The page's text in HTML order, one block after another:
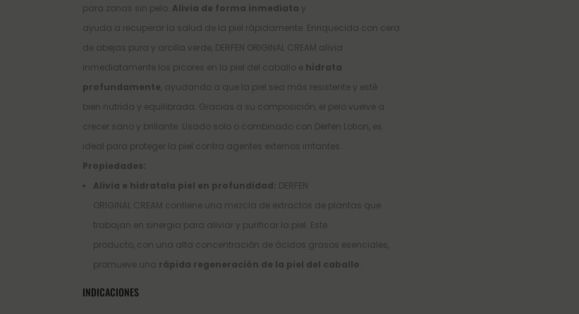
para zonas sin pelo. Alivia de forma inmediata y
ayuda a recuperar la salud de la piel rápidamente. Enriquecida con cera
de abejas pura y arcilla verde, DERFEN ORIGINAL CREAM alivia
inmediatamente los picores en la piel del caballo e hidrata
profundamente , ayudando a que la piel sea más resistente y esté
bien nutrida y equilibrada. Gracias a su composición, el pelo vuelve a
crecer sano y brillante. Usado solo o combinado con Derfen Lotion, es
ideal para proteger la piel contra agentes externos irritantes.
Propiedades:
Alivia e hidratala piel en profundidad: DERFEN
ORIGINAL CREAM contiene una mezcla de extractos de plantas que
trabajan en sinergia para aliviar y purificar la piel. Este
producto, con una alta concentración de ácidos grasos esenciales,
promueve una rápida regeneración de la piel del caballo
INDICACIONES